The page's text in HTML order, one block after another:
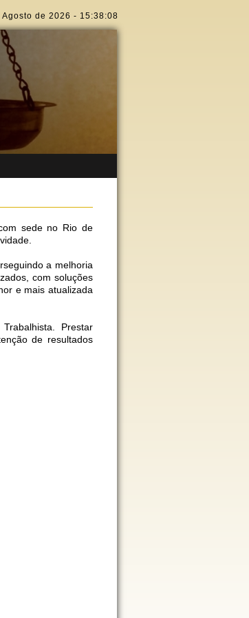
Agosto de 2026 - 15:38:09
sede no Rio de
a melhoria
com soluções
e mais atualizada
Prestar
de resultados